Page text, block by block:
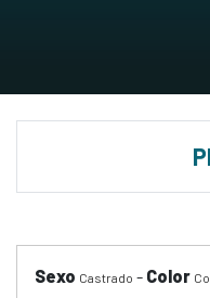
Sexo Castrado - Color